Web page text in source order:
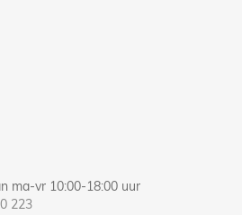
ma-vr 10:00-18:00 uur
223